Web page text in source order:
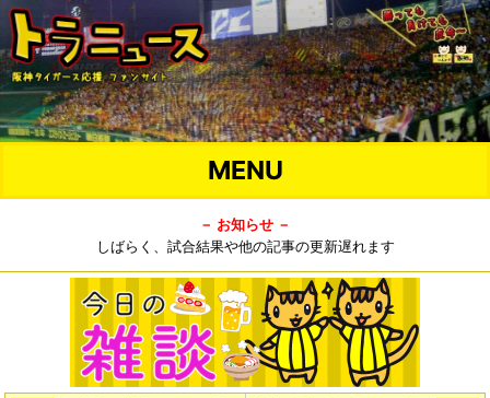
MENU
－ お知らせ －
しばらく、試合結果や他の記事の更新遅れます